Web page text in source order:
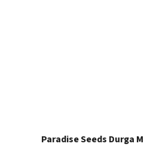
Paradise Seeds Durga